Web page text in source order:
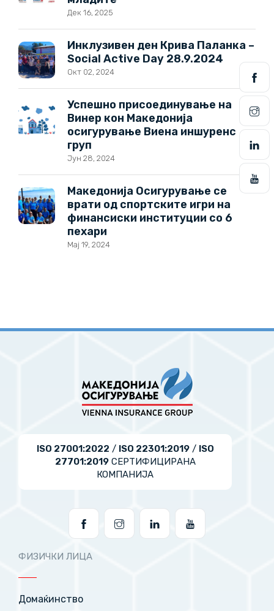
Дек 16, 2025
Инклузивен ден Крива Паланка –
Social Active Day 28.9.2024
Окт 02, 2024
Успешно присоединување на
Винер кон Македонија
осигурување Виена иншуренс
груп
Јун 28, 2024
Македонија Осигурување се
врати од спортските игри на
финансиски институции со 6
пехари
Мај 19, 2024
ISO 27001:2022 / ISO 22301:2019/ ISO
27701:2019СЕРТИФИЦИРАНА
КОМПАНИЈА
ФИЗИЧКИ ЛИЦА
Домаќинство